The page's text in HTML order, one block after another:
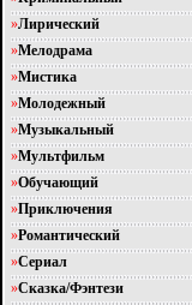
»Лирический
»Мелодрама
»Мистика
»Молодежный
»Музыкальный
»Мультфильм
»Обучающий
»Приключения
»Романтический
»Сериал
»Сказка/Фэнтези